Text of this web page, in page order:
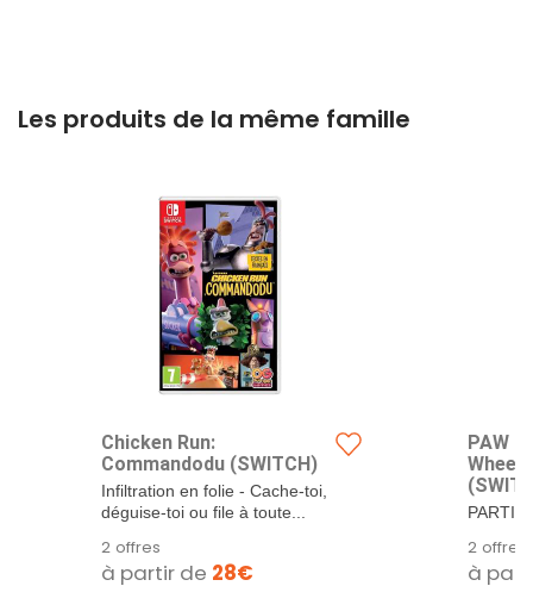
Les produits de la même famille
Chicken Run:
Commandodu (SWITCH)
Infiltration en folie - Cache-toi,
déguise-toi ou file à toute...
2 offres
à partir de 28€
PAW
joue
2 offres
à